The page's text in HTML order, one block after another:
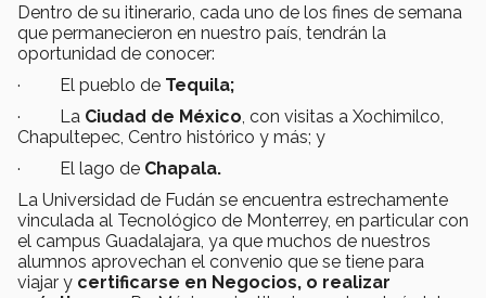
Dentro de su itinerario, cada uno de los fines de semana
que permanecieron en nuestro país, tendrán la
oportunidad de conocer:
· El pueblo de Tequila;
· La Ciudad de México, con visitas a Xochimilco,
Chapultepec, Centro histórico y más; y
· El lago de Chapala.
La Universidad de Fudán se encuentra estrechamente
vinculada al Tecnológico de Monterrey, en particular con
el campus Guadalajara, ya que muchos de nuestros
alumnos aprovechan el convenio que se tiene para
viajar y certificarse en Negocios, o realizar